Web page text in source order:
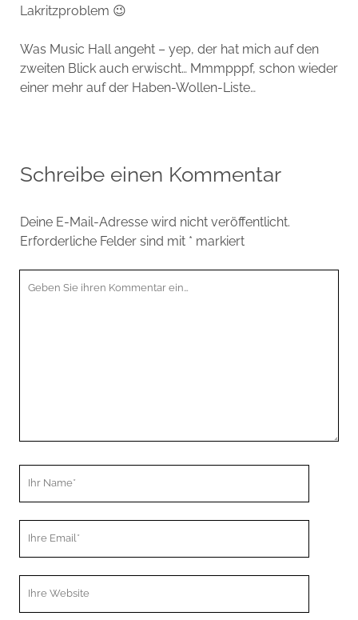
Lakritzproblem 😉
Was Music Hall angeht – yep, der hat mich auf den
zweiten Blick auch erwischt… Mmmpppf, schon wieder
einer mehr auf der Haben-Wollen-Liste…
Schreibe einen Kommentar
Deine E-Mail-Adresse wird nicht veröffentlicht.
Erforderliche Felder sind mit * markiert